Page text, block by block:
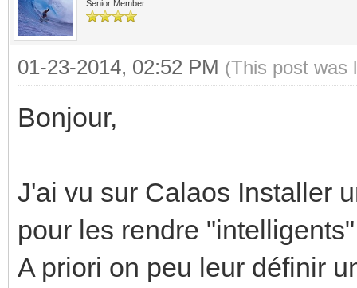
Senior Member
01-23-2014, 02:52 PM (This post was
Bonjour,
J'ai vu sur Calaos Installer
pour les rendre
A priori on peu leur définir